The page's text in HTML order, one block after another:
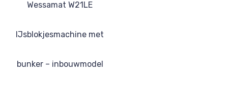
Wessamat W21LE
IJsblokjesmachine met
bunker – inbouwmodel